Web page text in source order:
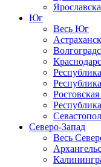
Юг
Весь Юг
Северо-Запад
Весь